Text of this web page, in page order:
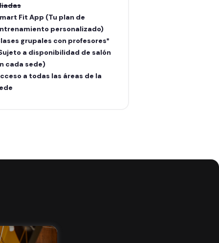
Fit App (Tu plan de
personalizado)
grupales con profesores*
a disponibilidad de salón
cada sede)
a todas las áreas de la